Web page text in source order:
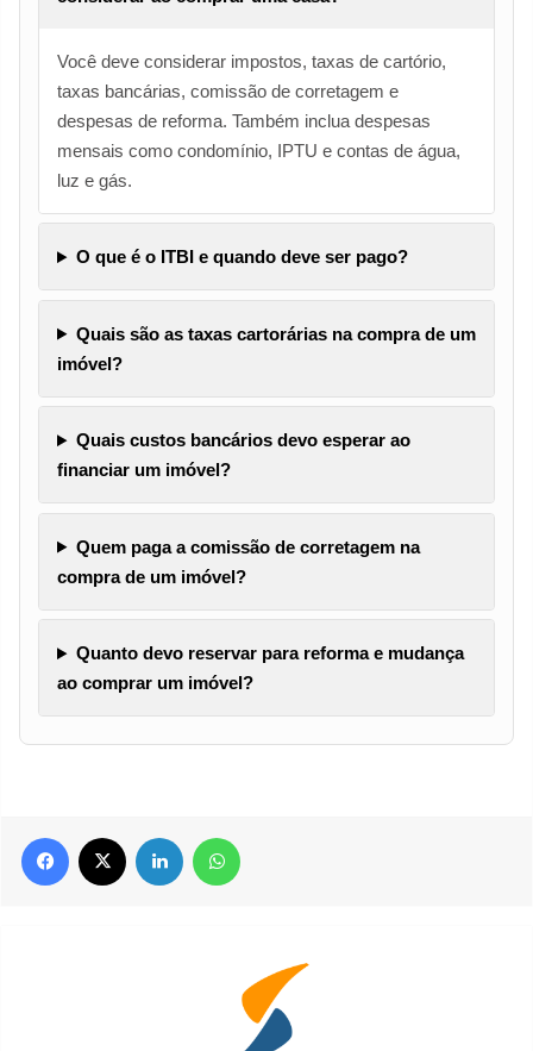
Você deve considerar impostos, taxas de cartório,
taxas bancárias, comissão de corretagem e
despesas de reforma. Também inclua despesas
mensais como condomínio, IPTU e contas de água,
luz e gás.
O que é o ITBI e quando deve ser pago?
Quais são as taxas cartorárias na compra de um
imóvel?
Quais custos bancários devo esperar ao
financiar um imóvel?
Quem paga a comissão de corretagem na
compra de um imóvel?
Quanto devo reservar para reforma e mudança
ao comprar um imóvel?
Facebook Linkedin